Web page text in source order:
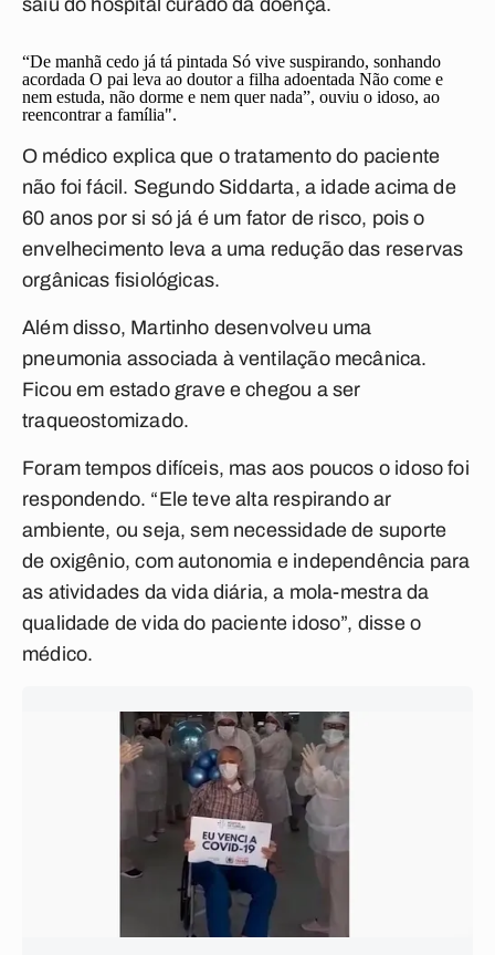
saiu do hospital curado da doença.
“De manhã cedo já tá pintada Só vive suspirando, sonhando
acordada O pai leva ao doutor a filha adoentada Não come e
nem estuda, não dorme e nem quer nada”, ouviu o idoso, ao
reencontrar a família".
O médico explica que o tratamento do paciente
não foi fácil. Segundo Siddarta, a idade acima de
60 anos por si só já é um fator de risco, pois o
envelhecimento leva a uma redução das reservas
orgânicas fisiológicas.
Além disso, Martinho desenvolveu uma
pneumonia associada à ventilação mecânica.
Ficou em estado grave e chegou a ser
traqueostomizado.
Foram tempos difíceis, mas aos poucos o idoso foi
respondendo. “Ele teve alta respirando ar
ambiente, ou seja, sem necessidade de suporte
de oxigênio, com autonomia e independência para
as atividades da vida diária, a mola-mestra da
qualidade de vida do paciente idoso”, disse o
médico.